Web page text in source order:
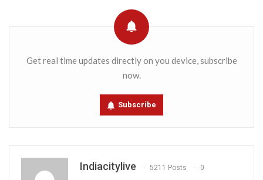
Get real time updates directly on you device, subscribe
now.
Subscribe
Indiacitylive 5211 Posts 0